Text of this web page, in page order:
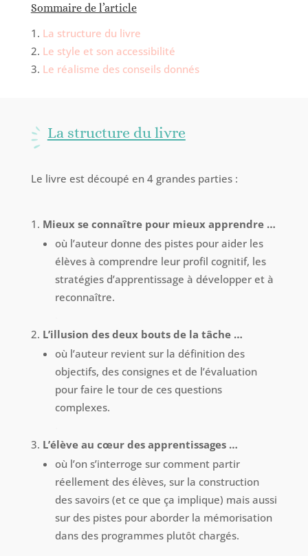
Sommaire de l’article
La structure du livre
Le style et son accessibilité
Le réalisme des conseils donnés
La structure du livre
Le livre est découpé en 4 grandes parties :
Mieux se connaître pour mieux apprendre …
où l’auteur donne des pistes pour aider les
élèves à comprendre leur profil cognitif, les
stratégies d’apprentissage à développer et à
reconnaître.
L’illusion des deux bouts de la tâche …
où l’auteur revient sur la définition des
objectifs, des consignes et de l’évaluation
pour faire le tour de ces questions
complexes.
L’élève au cœur des apprentissages …
où l’on s’interroge sur comment partir
réellement des élèves, sur la construction
des savoirs (et ce que ça implique) mais aussi
sur des pistes pour aborder la mémorisation
dans des programmes plutôt chargés.